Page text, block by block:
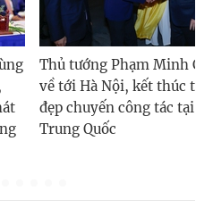
Thủ tướng Phạm Minh
về tới Hà Nội, kết thúc tốt
đẹp chuyến công tác tại
Trung Quốc